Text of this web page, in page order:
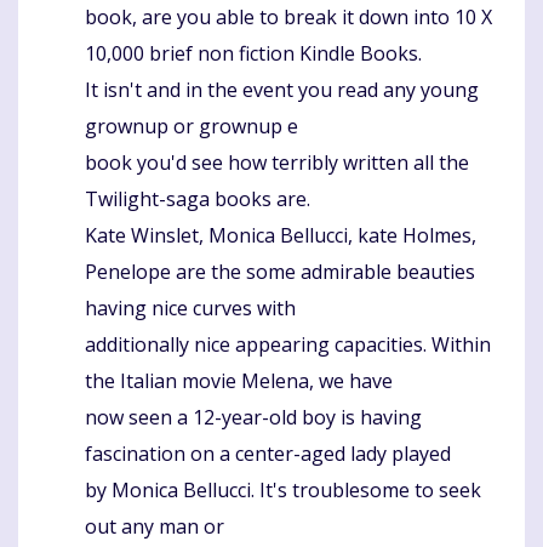
book, are you able to break it down into 10 X
10,000 brief non fiction Kindle Books.
It isn't and in the event you read any young
grownup or grownup e
book you'd see how terribly written all the
Twilight-saga books are.
Kate Winslet, Monica Bellucci, kate Holmes,
Penelope are the some admirable beauties
having nice curves with
additionally nice appearing capacities. Within
the Italian movie Melena, we have
now seen a 12-year-old boy is having
fascination on a center-aged lady played
by Monica Bellucci. It's troublesome to seek
out any man or